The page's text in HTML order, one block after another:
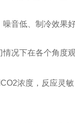
音低、制冷效果
情况下在各个角度
CO2浓度，反应灵